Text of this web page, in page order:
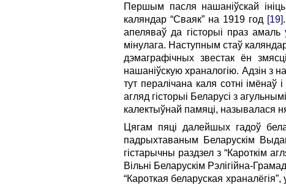
Першым пасля нашаніўскай
каляндар “Сваяк” на 1919 год [19]
апеляваў да гісторыі праз
мінулага. Наступным стаў
дэмаграфічных звестак ён
нашаніўскую храналогію. Адзін з
тут пералічана каля сотні імёнаў
агляд гісторыі Беларусі з
калектыўнай памяці, называлася
Цягам пяці далейшых гадоў
падрыхтаваным Беларускім
гістарычны раздзел з “Кароткім
Вільні Беларускім Рэлігійна-
“Кароткая беларуская